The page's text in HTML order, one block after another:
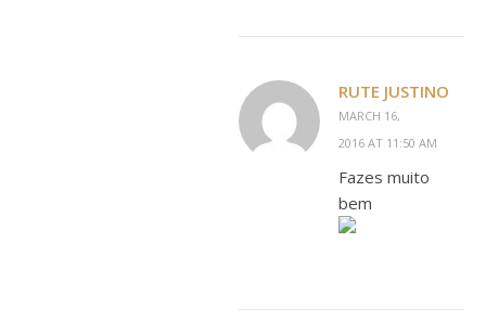
RUTE JUSTINO
MARCH 16,
2016 AT 11:50 AM
Fazes muito
bem